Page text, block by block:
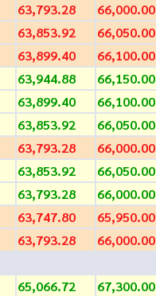
63,793.28 66,000.00
63,853.92 66,050.00
63,899.40 66,100.00
63,944.88 66,150.00
63,899.40 66,100.00
63,853.92 66,050.00
63,793.28 66,000.00
63,853.92 66,050.00
63,793.28 66,000.00
63,747.80 65,950.00
63,793.28 66,000.00
65,066.72 67,300.00